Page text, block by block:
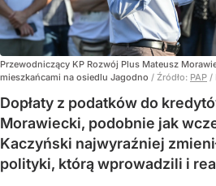
Przewodniczący KP Rozwój Plus Mateusz
mieszkańcami na osiedlu Jagodno / Źródło: PAP /
Dopłaty z podatków do
Morawiecki, podobnie jak
Kaczyński najwyraźniej
polityki, którą wprowadzili i